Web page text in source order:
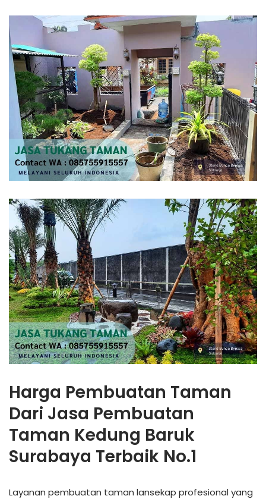
Harga Pembuatan Taman
Dari Jasa Pembuatan
Taman Kedung Baruk
Surabaya Terbaik No.1
Layanan pembuatan taman lansekap profesional yang